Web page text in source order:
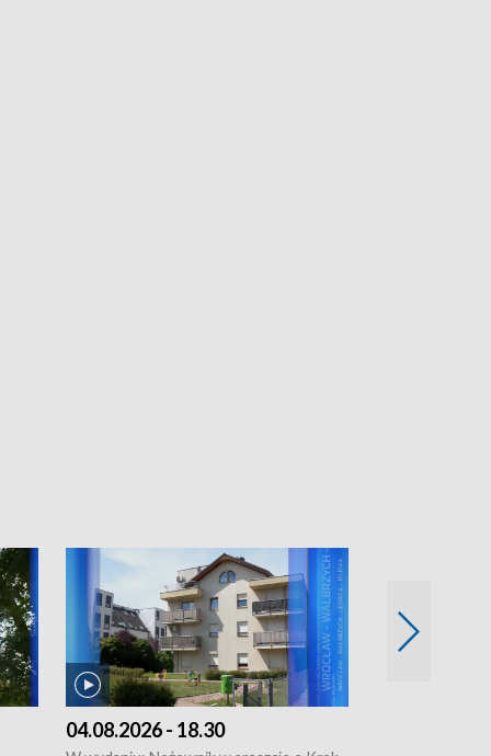
04.08.2026 - 18.30